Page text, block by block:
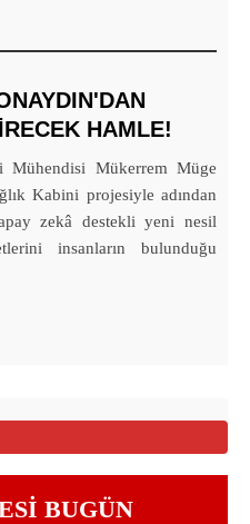
HAMLE!
Mühendisi Mükerrem Müge
Kabini projesiyle adından
zekâ destekli yeni nesil
insanların bulunduğu
BUGÜN